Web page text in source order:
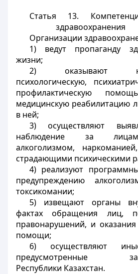
Статья 13.
здравоохранения
Организации
1) ведут пропаганду
жизни;
2) оказывают
психологическую,
профилактическую
медицинскую реабилитацию
в ней;
3) осуществляют
наблюдение за
алкоголизмом,
страдающими психическими
4) реализуют
предупреждению
токсикомании;
5) извещают органы
фактах обращения лиц,
правонарушений, и
помощи;
6) осуществляют
предусмотренные
Республики Казахстан.